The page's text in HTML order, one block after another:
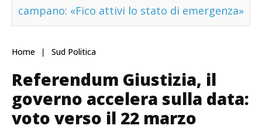
campano: «Fico attivi lo stato di emergenza»
Home Sud Politica
Referendum Giustizia, il
governo accelera sulla data:
voto verso il 22 marzo